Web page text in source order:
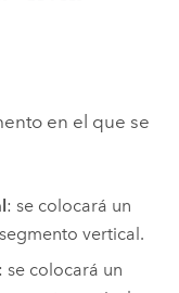
en el que se
: se colocará un
vertical.
: se colocará un